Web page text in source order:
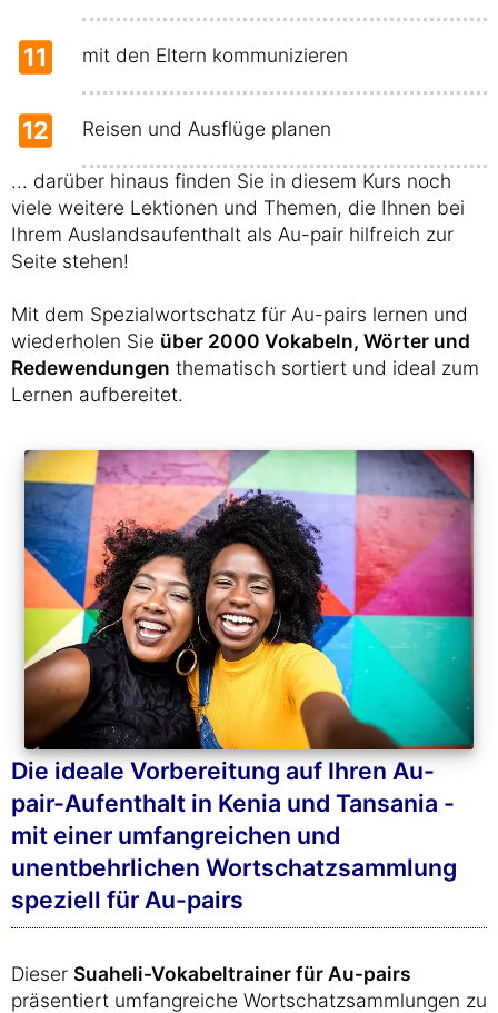
11 mit den Eltern kommunizieren
12 Reisen und Ausflüge planen
... darüber hinaus finden Sie in diesem Kurs noch
viele weitere Lektionen und Themen, die Ihnen bei
Ihrem Auslandsaufenthalt als Au-pair hilfreich zur
Seite stehen!
Mit dem Spezialwortschatz für Au-pairs lernen und
wiederholen Sie über 2000 Vokabeln, Wörter und
Redewendungen thematisch sortiert und ideal zum
Lernen aufbereitet.
Die ideale Vorbereitung auf Ihren Au-
pair-Aufenthalt in Kenia und Tansania -
mit einer umfangreichen und
unentbehrlichen Wortschatzsammlung
speziell für Au-pairs
Dieser Suaheli-Vokabeltrainer für Au-pairs
präsentiert umfangreiche Wortschatzsammlungen zu